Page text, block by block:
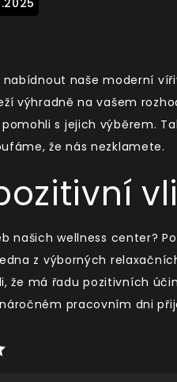
nabídnout naše moderní
výhradně na vašem
s jejich výběrem.
že nás nezklamete.
našich wellness center?
z výborných
že má řadu pozitivních
pracovním dni